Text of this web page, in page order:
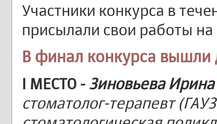
Участники конкурса в
присылали свои работы
В финал конкурса вышли
I МЕСТО - Зиновьева
стоматолог-терапевт